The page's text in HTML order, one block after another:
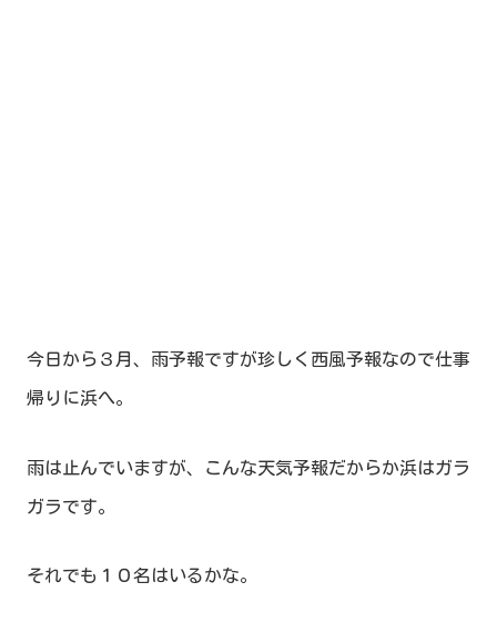
今日から３月、雨予報ですが珍しく西風予報なので仕事
帰りに浜へ。
雨は止んでいますが、こんな天気予報だからか浜はガラ
ガラです。
それでも１０名はいるかな。